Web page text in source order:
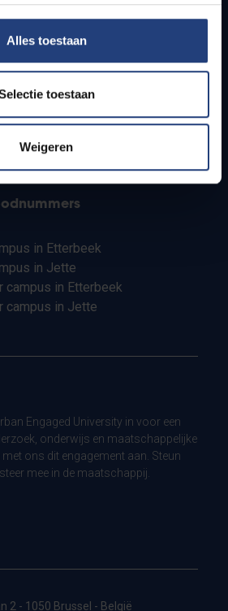
Alles toestaan
toestaan
Weigeren
en secundaire scholen
in Etterbeek
in Jette
campus in Etterbeek
campus in Jette
Engaged University in voor een
onderwijs en maatschappelijke
ons dit engagement aan. Steun
mee in de maatschappij.
2 - 1050 Brussel - België